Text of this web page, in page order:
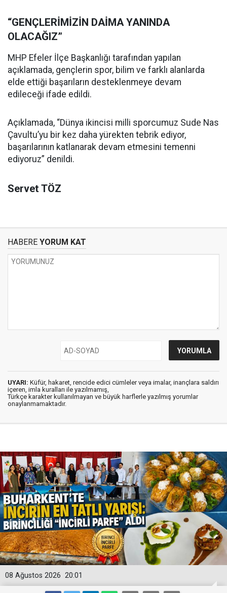
“GENÇLERİMİZİN DAİMA YANINDA
OLACAĞIZ”
MHP Efeler İlçe Başkanlığı tarafından yapılan
açıklamada, gençlerin spor, bilim ve farklı alanlarda
elde ettiği başarıların desteklenmeye devam
edileceği ifade edildi.
Açıklamada, “Dünya ikincisi milli sporcumuz Sude Nas
Çavultu’yu bir kez daha yürekten tebrik ediyor,
başarılarının katlanarak devam etmesini temenni
ediyoruz” denildi.
Servet TÖZ
HABERE YORUM KAT
UYARI: Küfür, hakaret, rencide edici cümleler veya imalar, inançlara saldırı
içeren, imla kuralları ile yazılmamış,
Türkçe karakter kullanılmayan ve büyük harflerle yazılmış yorumlar
onaylanmamaktadır.
20:01
08 Ağustos 2026